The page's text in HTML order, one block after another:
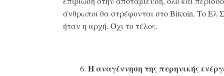
άνθρωποι θα στρέφονται στο Bitcoin. Το Ελ
ήταν η αρχή. Όχι το τέλος.
Η αναγέννηση της πυρηνικής